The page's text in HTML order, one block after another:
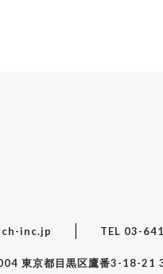
inc.jp TEL 03-
東京都目黒区鷹番3-18-21